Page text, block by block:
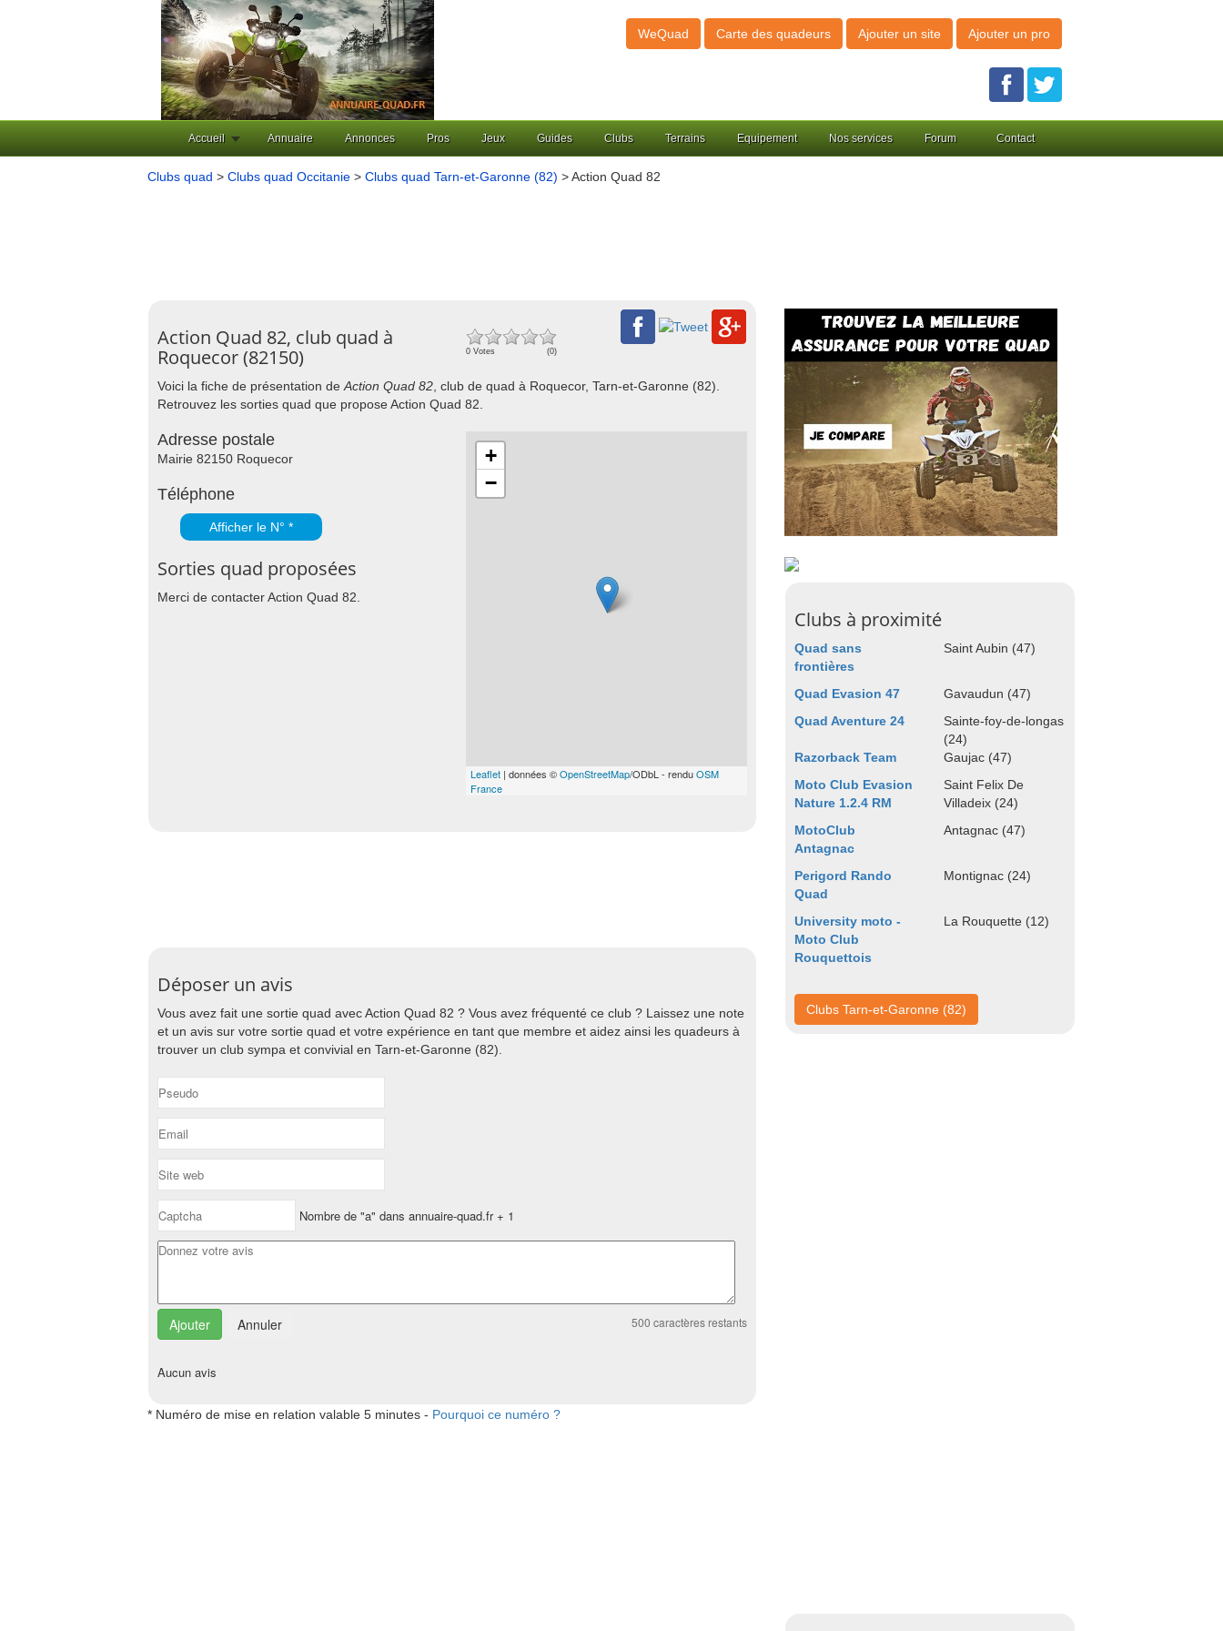
WeQuad Carte des quadeurs Ajouter un site Ajouter un pro
Accueil Annuaire Annonces Pros Jeux Guides Clubs Terrains Equipement Nos services Forum Contact
Clubs quad > Clubs quad Occitanie > Clubs quad Tarn-et-Garonne (82) > Action Quad 82
Action Quad 82, club quad à
Roquecor (82150)
0 Votes (0)
Voici la fiche de présentation de Action Quad 82 , club de quad à Roquecor, Tarn-et-Garonne (82).
Retrouvez les sorties quad que propose Action Quad 82.
Adresse postale
Mairie 82150 Roquecor
Téléphone
Afficher le N° *
Sorties quad proposées
Merci de contacter Action Quad 82.
+
−
Leaflet | données ©OpenStreetMap/ODbL - renduOSM
France
Déposer un avis
Vous avez fait une sortie quad avec Action Quad 82 ? Vous avez fréquenté ce club ? Laissez une note
et un avis sur votre sortie quad et votre expérience en tant que membre et aidez ainsi les quadeurs à
trouver un club sympa et convivial en Tarn-et-Garonne (82).
Nombre de "a" dans annuaire-quad.fr + 1
Annuler 500 caractères restants
Aucun avis
* Numéro de mise en relation valable 5 minutes - Pourquoi ce numéro ?
Clubs à proximité
Quad sans
frontières
Saint Aubin (47)
Quad Evasion 47
Gavaudun (47)
Quad Aventure 24
Sainte-foy-de-longas
(24)
Razorback Team
Gaujac (47)
Moto Club Evasion
Nature 1.2.4 RM
Saint Felix De
Villadeix (24)
MotoClub
Antagnac
Antagnac (47)
Perigord Rando
Quad
Montignac (24)
University moto -
Moto Club
Rouquettois
La Rouquette (12)
Clubs Tarn-et-Garonne (82)